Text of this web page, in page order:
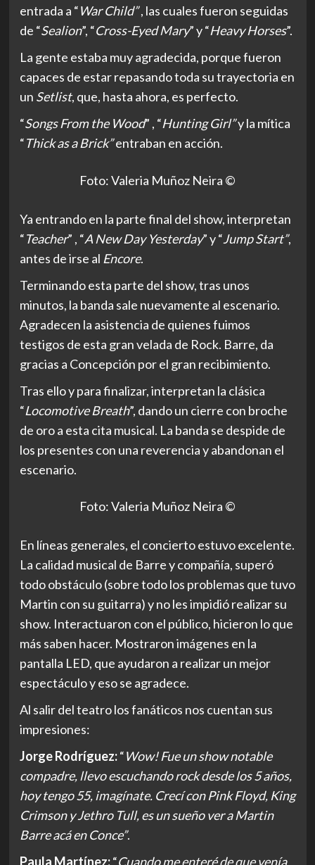
entrada a “War Child”, las cuales fueron seguidas
de “Sealion”, “Cross-Eyed Mary” y “Heavy Horses”.
La gente estaba muy agradecida, porque fueron
capaces de estar repasando toda su trayectoria en
un Setlist, que, hasta ahora, es perfecto.
“Songs From the Wood” , “Hunting Girl”y la mítica
“Thick as a Brick”entraban en acción.
Foto: Valeria Muñoz Neira ©
Ya entrando en la parte final del show, interpretan
“Teacher” , “A New Day Yesterday” y “Jump Start”,
antes de irse al Encore.
Terminando esta parte del show, tras unos
minutos, la banda sale nuevamente al escenario.
Agradecen la asistencia de quienes fuimos
testigos de esta gran velada de Rock. Barre, da
gracias a Concepción por el gran recibimiento.
Tras ello y para finalizar, interpretan la clásica
“Locomotive Breath”, dando un cierre con broche
de oro a esta cita musical. La banda se despide de
los presentes con una reverencia y abandonan el
escenario.
Foto: Valeria Muñoz Neira ©
En líneas generales, el concierto estuvo excelente.
La calidad musical de Barre y compañía, superó
todo obstáculo (sobre todo los problemas que tuvo
Martin con su guitarra) y no les impidió realizar su
show. Interactuaron con el público, hicieron lo que
más saben hacer. Mostraron imágenes en la
pantalla LED, que ayudaron a realizar un mejor
espectáculo y eso se agradece.
Al salir del teatro los fanáticos nos cuentan sus
impresiones:
Jorge Rodríguez:“Wow! Fue un show notable
compadre, llevo escuchando rock desde los 5 años,
hoy tengo 55, imagínate. Crecí con Pink Floyd, King
Crimson y Jethro Tull, es un sueño ver a Martin
Barre acá en Conce”.
Paula Martínez:“Cuando me enteré de que venía